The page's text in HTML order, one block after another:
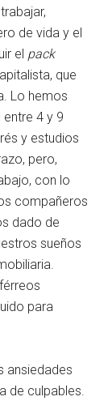
de vida y el
el pack
que
Lo hemos
4 y 9
y estudios
pero,
con lo
compañeros
dado de
sueños
para
ansiedades
de culpables.